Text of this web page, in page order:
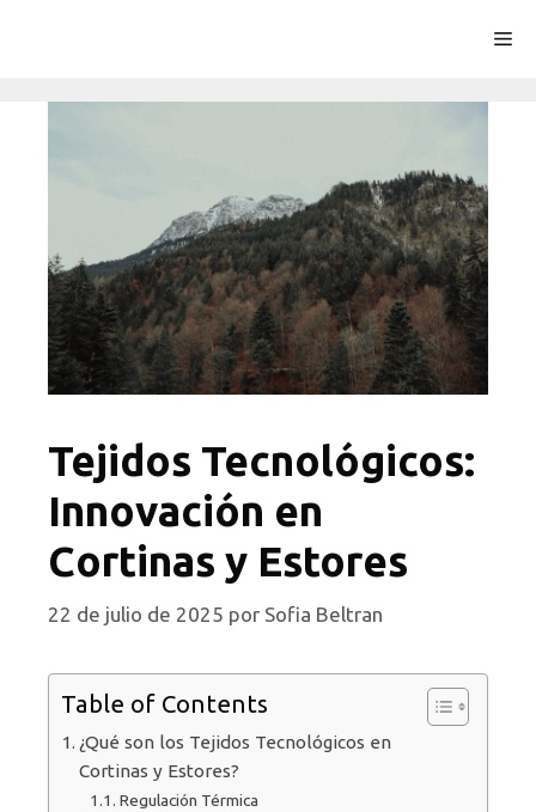
Tejidos Tecnológicos:
Innovación en
Cortinas y Estores
22 de julio de 2025 por Sofia Beltran
Table of Contents
¿Qué son los Tejidos Tecnológicos en
Cortinas y Estores?
Regulación Térmica